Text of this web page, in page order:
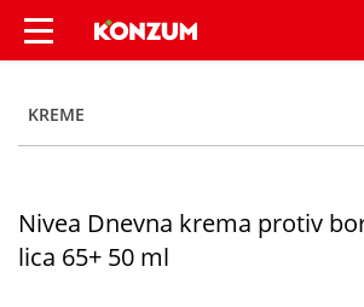
Nivea Dnevna krema
KREME
Nivea Dnevna krema protiv
lica 65+ 50 ml